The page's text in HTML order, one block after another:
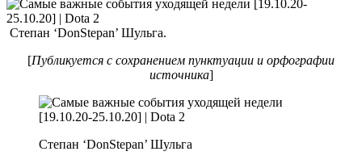
Степан ‘DonStepan’ Шульга.
[Публикуется с сохранением пунктуации и орфографии
источника]
Степан ‘DonStepan’ Шульга